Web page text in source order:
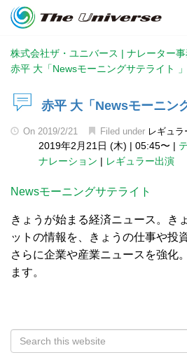
株式会社ザ・ユニバース | ナレーター
赤平 大「Newsモーニングサテライト 」
赤平 大「Newsモーニン
On 2019/2/21 Filed under レギュラ
2019年2月21日 (木) | 05:45〜 |
ナレーション | レギュラー出演
Newsモーニングサテライト
きょうが始まる経済ニュース。き
ットの情報を、きょうの仕事や投
さらに企業や産業ニュースを強化
ます。